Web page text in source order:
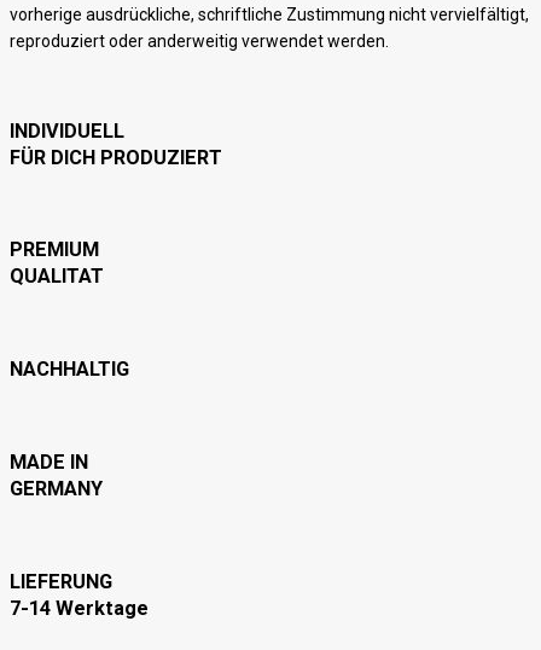
vorherige ausdrückliche, schriftliche Zustimmung nicht vervielfältigt,
reproduziert oder anderweitig verwendet werden.
INDIVIDUELL
FÜR DICH PRODUZIERT
PREMIUM
QUALITAT
NACHHALTIG
MADE IN
GERMANY
LIEFERUNG
7-14 Werktage